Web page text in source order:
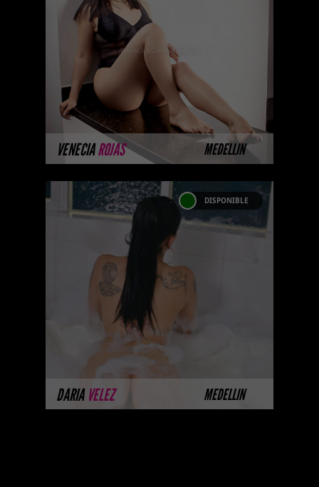
VENECIAROJAS MEDELLIN
Soy Venecia rojas , una preciosa
Escorts delgadas . Me gusta el
sexo intenso, mi cuerpo tiene
curvas muy definidas, quiero ...
MÁS INFORMACIÓN
DARIA VELEZ MEDELLIN
DISPONIBLE
DARIA VELEZ
Próximamente.... Algunas de
nuestras modelos aún no tienen
imágenes disponibles en la web
porque están completando su
sesión ...
MÁS INFORMACIÓN